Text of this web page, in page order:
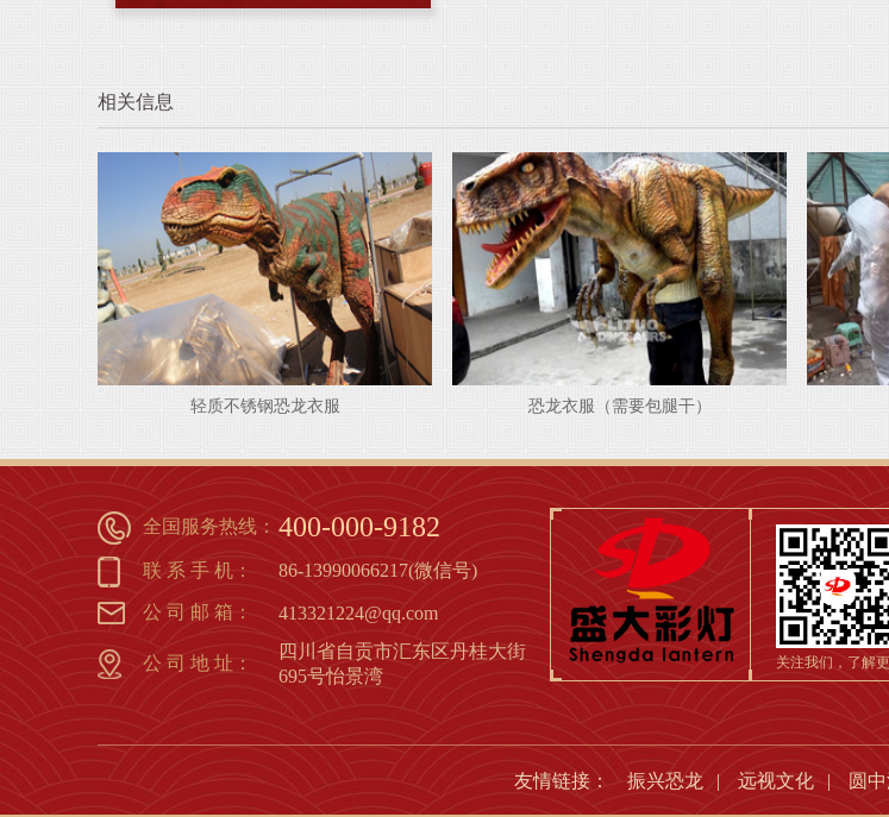
相关信息
轻质不锈钢恐龙衣服 恐龙衣服（需要包腿干）
全国服务热线： 400-000-9182
联 系 手 机： 86-13990066217(微信号)
公 司 邮 箱： 413321224@qq.com
公 司 地 址：
四川省自贡市汇东区丹桂大街
695号怡景湾
关注我们，了解
友情链接： 振兴恐龙 | 远视文化 | 圆